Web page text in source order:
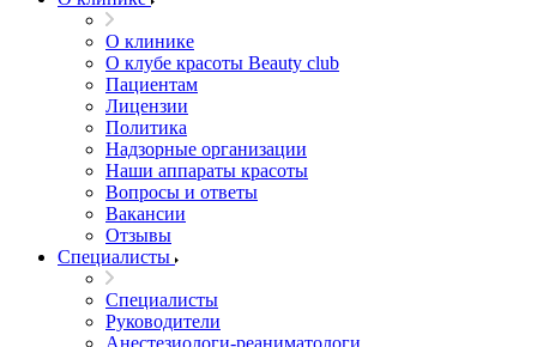
О клинике
О клубе красоты Beauty club
Пациентам
Лицензии
Политика
Надзорные организации
Наши аппараты красоты
Вопросы и ответы
Вакансии
Отзывы
Специалисты
Специалисты
Руководители
Анестезиологи-реаниматологи